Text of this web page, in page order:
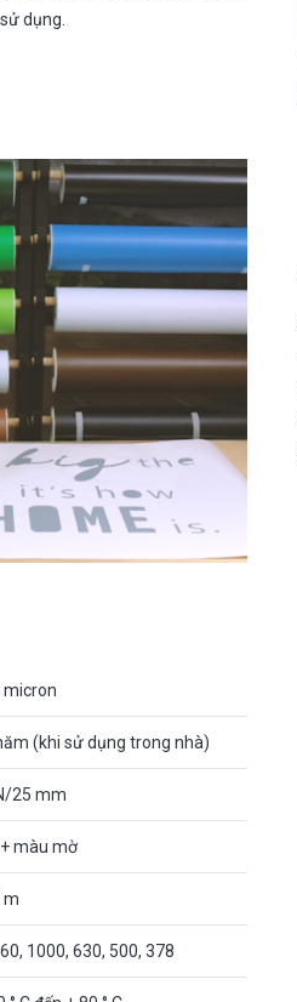
dụng.
micron
(khi sử dụng trong nhà)
25 mm
màu mờ
m
1000, 630, 500, 378